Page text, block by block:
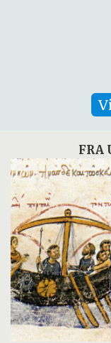
FRA